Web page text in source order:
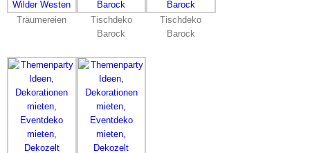
Träumereien
Tischdeko
Barock
Tischdeko
Barock